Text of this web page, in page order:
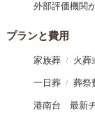
外部評価機関
プランと費用
家族葬 火葬
一日葬 葬祭
港南台 最新